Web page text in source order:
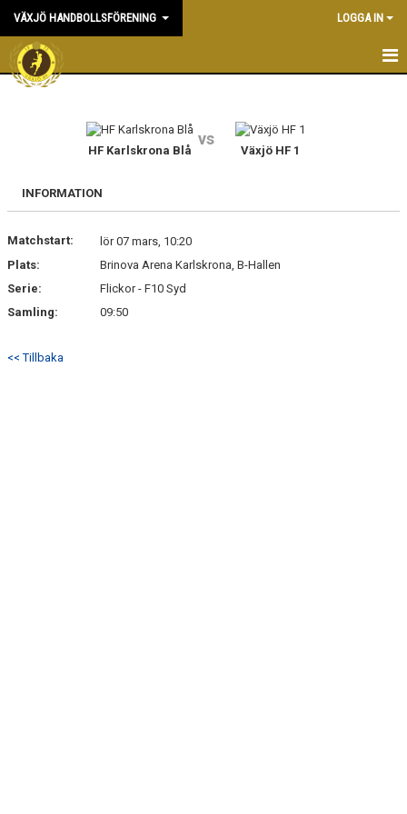
VÄXJÖ HANDBOLLSFÖRENING LOGGA IN
HEM
KONTAKT & KANSLI
DOKUMENT
HF Karlskrona Blå
vs
Växjö HF 1
INFORMATION
Matchstart:
lör 07 mars, 10:20
Plats:
Brinova Arena Karlskrona, B-Hallen
Serie:
Flickor - F10 Syd
Samling:
09:50
<< Tillbaka